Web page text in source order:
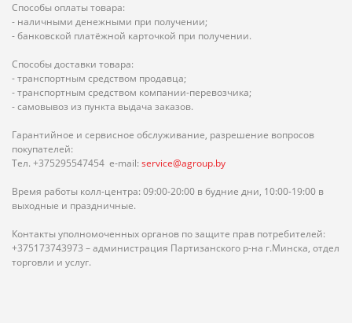
Способы оплаты товара:
- наличными денежными при получении;
- банковской платёжной карточкой при получении.
Способы доставки товара:
- транспортным средством продавца;
- транспортным средством компании-перевозчика;
- самовывоз из пункта выдача заказов.
Гарантийное и сервисное обслуживание, разрешение вопросов
покупателей:
Тел. +375295547454 e-mail: service@agroup.by
Время работы колл-центра: 09:00-20:00 в будние дни, 10:00-19:00 в
выходные и праздничные.
Контакты уполномоченных органов по защите прав потребителей:
+375173743973 – администрация Партизанского р-на г.Минска, отдел
торговли и услуг.